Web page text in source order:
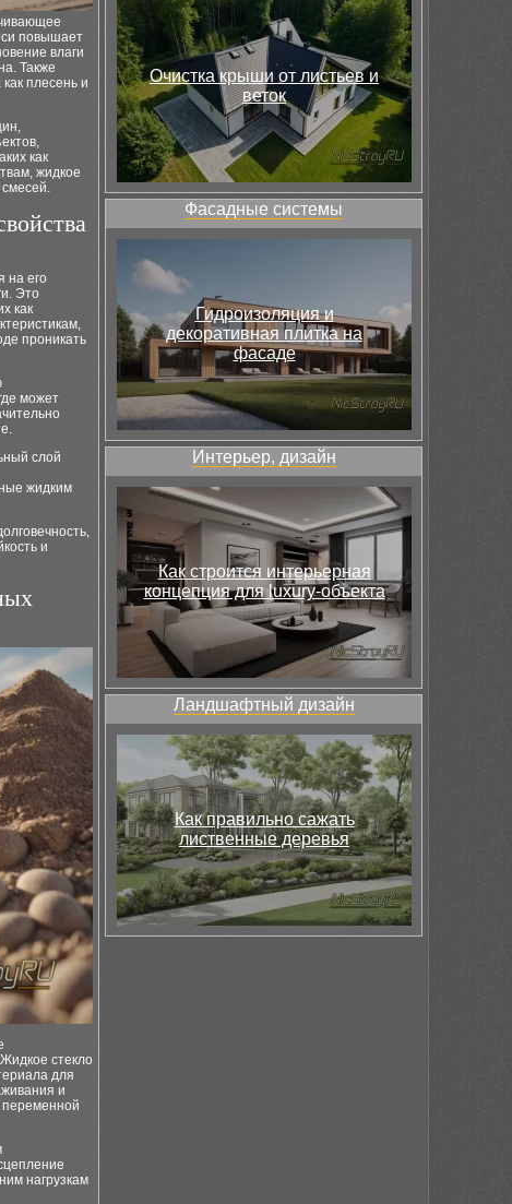
повышает
влаги
Также
плесень и
как
жидкое
на его
Это
как
проникать
может
слой
жидким
и
стекло
для
и
переменной
нагрузкам
Очистка крыши от листьев и
веток
Фасадные системы
Гидроизоляция и
декоративная плитка на
фасаде
Интерьер, дизайн
Как строится интерьерная
концепция для luxury-объекта
Ландшафтный дизайн
Как правильно сажать
лиственные деревья